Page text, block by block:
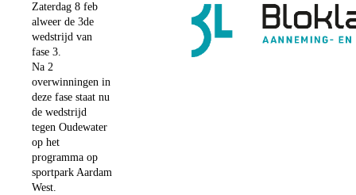
Zaterdag 8 feb
alweer de 3de
wedstrijd van
fase 3.
Na 2
overwinningen in
deze fase staat nu
de wedstrijd
tegen Oudewater
op het
programma op
sportpark Aardam
West.